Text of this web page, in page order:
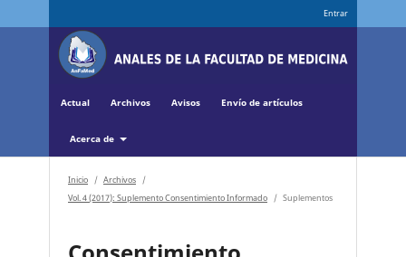
Actual Archivos Avisos Envío de artículos
Acerca de
Entrar
Inicio / Archivos
/
Vol. 4 (2017): Suplemento Consentimiento Informado
/ Suplementos